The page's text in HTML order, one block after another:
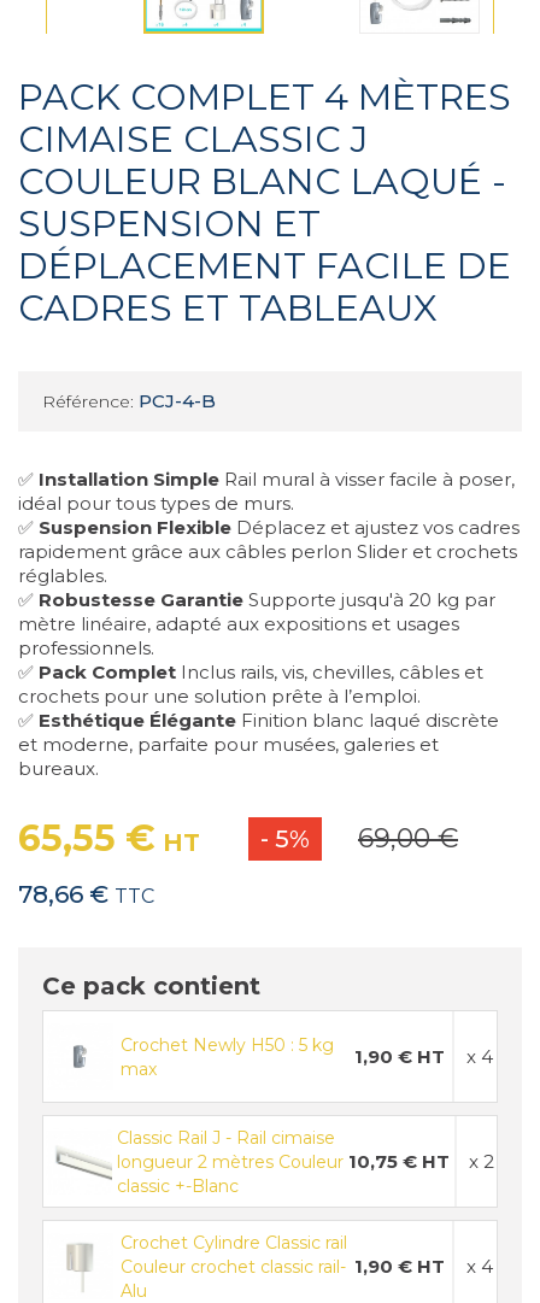
PACK COMPLET 4 MÈTRES
CIMAISE CLASSIC J
COULEUR BLANC LAQUÉ -
SUSPENSION ET
DÉPLACEMENT FACILE DE
CADRES ET TABLEAUX
Référence: PCJ-4-B
✅ Installation Simple Rail mural à visser facile à poser,
idéal pour tous types de murs.
✅ Suspension Flexible Déplacez et ajustez vos cadres
rapidement grâce aux câbles perlon Slider et crochets
réglables.
✅ Robustesse Garantie Supporte jusqu'à 20 kg par
mètre linéaire, adapté aux expositions et usages
professionnels.
✅ Pack Complet Inclus rails, vis, chevilles, câbles et
crochets pour une solution prête à l’emploi.
✅ Esthétique Élégante Finition blanc laqué discrète
et moderne, parfaite pour musées, galeries et
bureaux.
65,55 € HT - 5% 69,00 €
78,66 € TTC
Ce pack contient
Crochet Newly H50 : 5 kg
max
1,90 € HT x 4
Classic Rail J - Rail cimaise
longueur 2 mètres Couleur
classic +-Blanc
10,75 € HT x 2
Crochet Cylindre Classic rail
Couleur crochet classic rail-
Alu
1,90 € HT x 4